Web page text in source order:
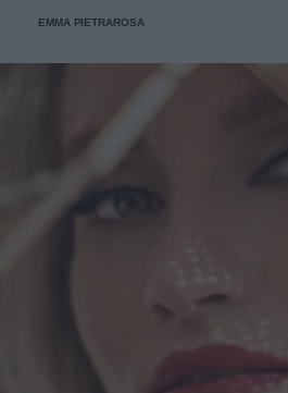
EMMA PIETRAROSA